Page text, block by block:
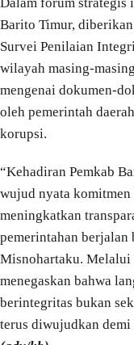
Barito Timur,
Survei Penilaian
wilayah masing-
mengenai dokumen-
oleh pemerintah
korupsi.
“Kehadiran Pemkab
wujud nyata
meningkatkan
pemerintahan berjalan
Misnohartaku. Melalui
menegaskan bahwa
berintegritas bukan
terus diwujudkan demi